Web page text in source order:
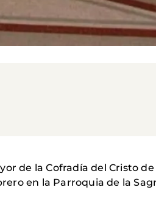
de la Cofradía del Cristo
en la Parroquia de la